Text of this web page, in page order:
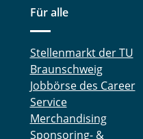
Für alle
Stellenmarkt der TU
Braunschweig
Jobbörse des Career
Service
Merchandising
Sponsoring- &